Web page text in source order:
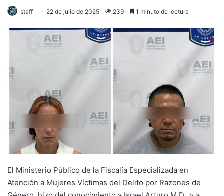
staff 22 de julio de 2025 239 1 minuto de lectura
El Ministerio Público de la Fiscalía Especializada en
Atención a Mujeres Víctimas del Delito por Razones de